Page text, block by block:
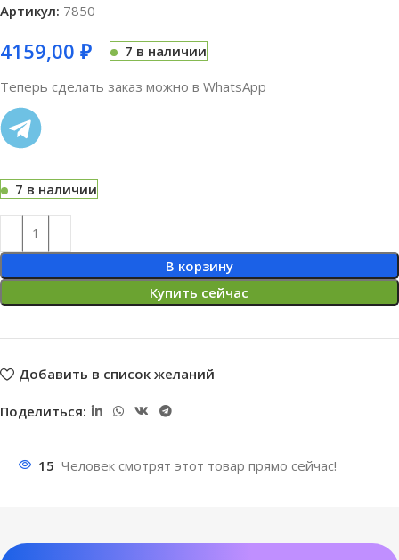
Артикул: 7850
4159,00 ₽
7 в наличии
Теперь сделать заказ можно в WhatsApp
7 в наличии
В корзину
Купить сейчас
Добавить в список желаний
Поделиться:
15 Человек смотрят этот товар прямо сейчас!